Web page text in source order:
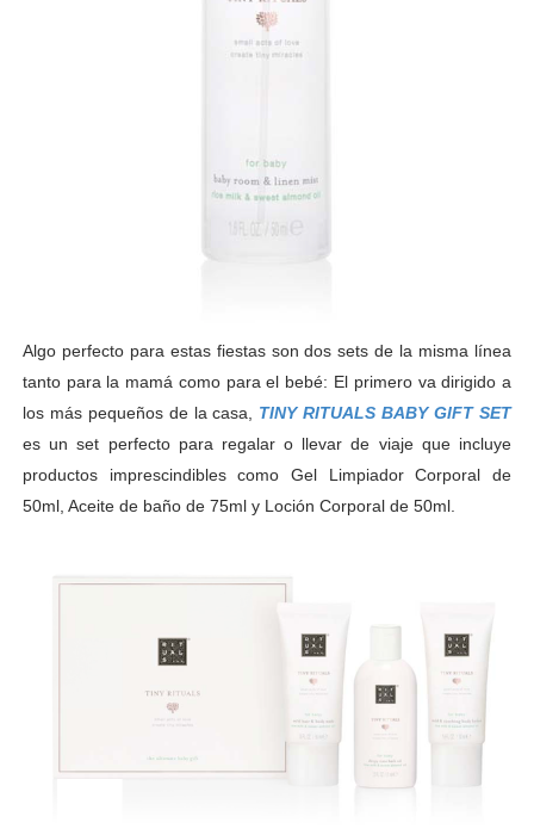
Algo perfecto para estas fiestas son dos sets de la misma línea
tanto para la mamá como para el bebé: El primero va dirigido a
los más pequeños de la casa, TINY RITUALS BABY GIFT SET
es unset perfecto para regalar o llevar de viaje que incluye
productos imprescindibles como Gel Limpiador Corporal de
50ml, Aceite de baño de 75ml y Loción Corporal de 50ml.